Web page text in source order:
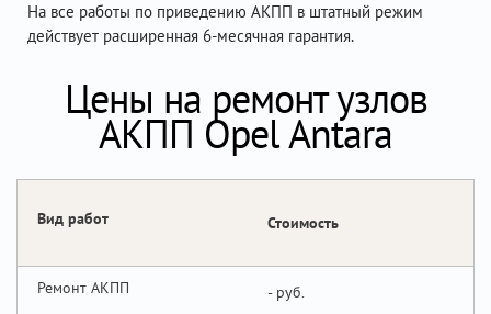
На все работы по приведению АКПП в штатный режим
действует расширенная 6-месячная гарантия.
Цены на ремонт узлов
АКПП Opel Antara
Вид работ Стоимость
Ремонт АКПП -